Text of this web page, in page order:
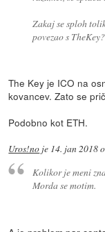
Zakaj se sploh
povezao s TheKey?
The Key je ICO na
kovancev. Zato se
Podobno kot ETH.
Uros!no je 14. jan 2018
Kolikor je meni
Morda se motim.